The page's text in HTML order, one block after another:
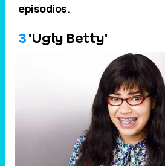
episodios.
3'Ugly Betty'